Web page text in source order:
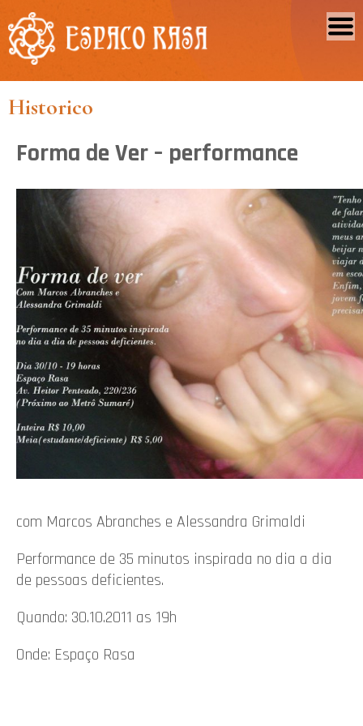
Historico
Forma de Ver – performance
com Marcos Abranches e Alessandra Grimaldi
Performance de 35 minutos inspirada no dia a dia
de pessoas deficientes.
Quando: 30.10.2011 as 19h
Onde: Espaço Rasa